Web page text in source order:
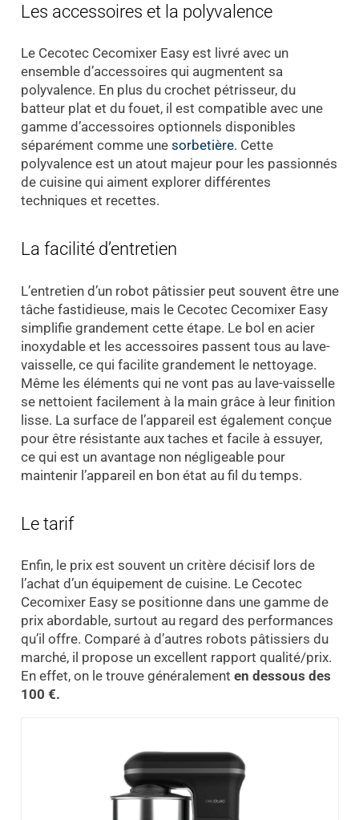
Les accessoires et la polyvalence
Le Cecotec Cecomixer Easy est livré avec un
ensemble d’accessoires qui augmentent sa
polyvalence. En plus du crochet pétrisseur, du
batteur plat et du fouet, il est compatible avec une
gamme d’accessoires optionnels disponibles
séparément comme une sorbetière. Cette
polyvalence est un atout majeur pour les passionnés
de cuisine qui aiment explorer différentes
techniques et recettes.
La facilité d’entretien
L’entretien d’un robot pâtissier peut souvent être une
tâche fastidieuse, mais le Cecotec Cecomixer Easy
simplifie grandement cette étape. Le bol en acier
inoxydable et les accessoires passent tous au lave-
vaisselle, ce qui facilite grandement le nettoyage.
Même les éléments qui ne vont pas au lave-vaisselle
se nettoient facilement à la main grâce à leur finition
lisse. La surface de l’appareil est également conçue
pour être résistante aux taches et facile à essuyer,
ce qui est un avantage non négligeable pour
maintenir l’appareil en bon état au fil du temps.
Le tarif
Enfin, le prix est souvent un critère décisif lors de
l’achat d’un équipement de cuisine. Le Cecotec
Cecomixer Easy se positionne dans une gamme de
prix abordable, surtout au regard des performances
qu’il offre. Comparé à d’autres robots pâtissiers du
marché, il propose un excellent rapport qualité/prix.
En effet, on le trouve généralement en dessous des
100 €.